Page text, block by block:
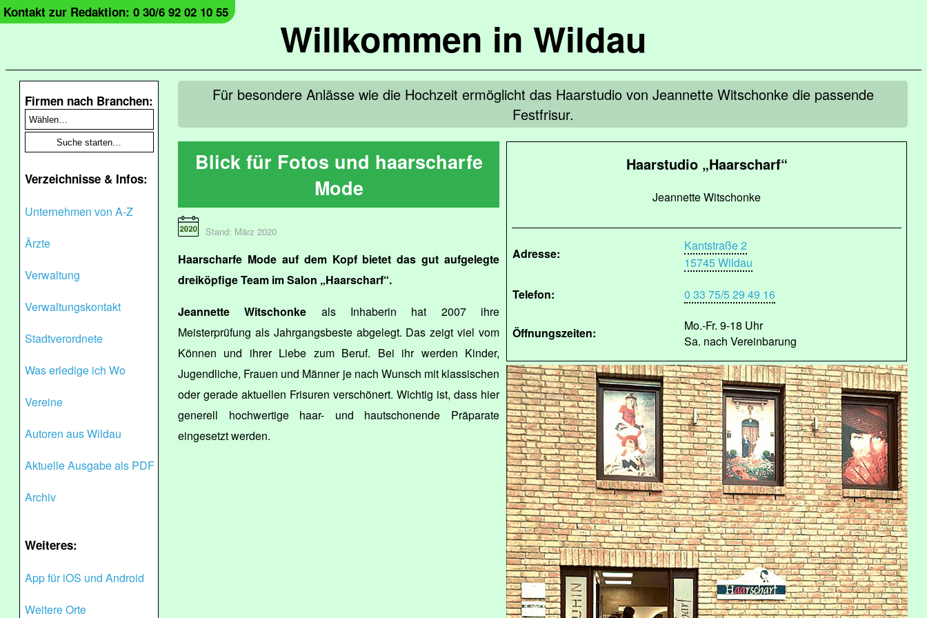
Willkommen in Wildau
Kontakt zur Redaktion: 0 30/6 92 02 10 55
Firmen nach Branchen:
Verzeichnisse & Infos:
Unternehmen von A-Z
Ärzte
Verwaltung
Verwaltungskontakt
Stadtverordnete
Was erledige ich Wo
Vereine
Autoren aus Wildau
Aktuelle Ausgabe als PDF
Archiv
Weiteres:
App für iOS und Android
Weitere Orte
Für besondere Anlässe wie die Hochzeit ermöglicht das Haarstudio von Jeannette Witschonke die passende
Festfrisur.
Haarstudio „Haarscharf“
Jeannette Witschonke
Adresse:
Kantstraße 2
15745 Wildau
Telefon:
0 33 75/5 29 49 16
Öffnungszeiten:
Mo.-Fr. 9-18 Uhr
Sa. nach Vereinbarung
Blick für Fotos und haarscharfe
Mode
Stand: März 2020
Haarscharfe Mode auf dem Kopf bietet das gut aufgelegte
dreiköpfige Team im Salon „Haarscharf“.
Jeannette Witschonke als Inhaberin hat 2007 ihre
Meisterprüfung als Jahrgangsbeste abgelegt. Das zeigt viel vom
Können und ihrer Liebe zum Beruf. Bei ihr werden Kinder,
Jugendliche, Frauen und Männer je nach Wunsch mit klassischen
oder gerade aktuellen Frisuren verschönert. Wichtig ist, dass hier
generell hochwertige haar- und hautschonende Präparate
eingesetzt werden.